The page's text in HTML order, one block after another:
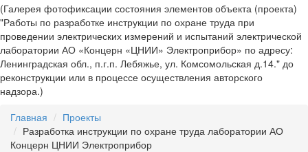
(Галерея фотофиксации состояния элементов объекта (проекта)
"Работы по разработке инструкции по охране труда при
проведении электрических измерений и испытаний электрической
лаборатории АО «Концерн «ЦНИИ» Электроприбор» по адресу:
Ленинградская обл., п.г.п. Лебяжье, ул. Комсомольская д.14." до
реконструкции или в процессе осуществления авторского
надзора.)
Главная
Проекты
Разработка инструкции по охране труда лаборатории АО
Концерн ЦНИИ Электроприбор